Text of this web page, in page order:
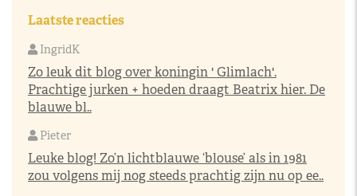
Laatste reacties
IngridK
Zo leuk dit blog over koningin ' Glimlach'.
Prachtige jurken + hoeden draagt Beatrix hier. De
blauwe bl..
Pieter
Leuke blog! Zo’n lichtblauwe ‘blouse’ als in 1981
zou volgens mij nog steeds prachtig zijn nu op ee..